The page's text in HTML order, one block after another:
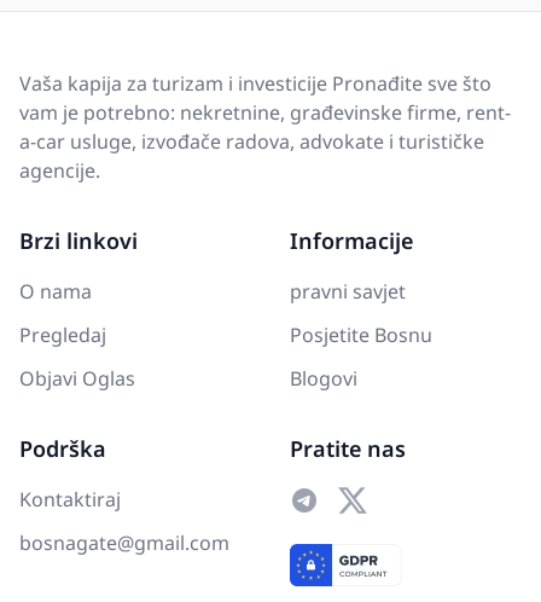
Vaša kapija za turizam i investicije Pronađite sve što
vam je potrebno: nekretnine, građevinske firme, rent-
a-car usluge, izvođače radova, advokate i turističke
agencije.
Brzi linkovi
O nama
Pregledaj
Objavi Oglas
Informacije
pravni savjet
Posjetite Bosnu
Blogovi
Podrška
Kontaktiraj
bosnagate@gmail.com
Pratite nas